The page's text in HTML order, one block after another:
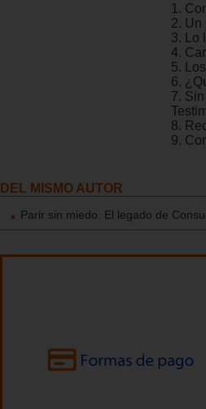
1.
2. Un
3. Lo
4.
5.
6.
7.
8.
9.
DEL MISMO AUTOR
Parir sin miedo. El legado de